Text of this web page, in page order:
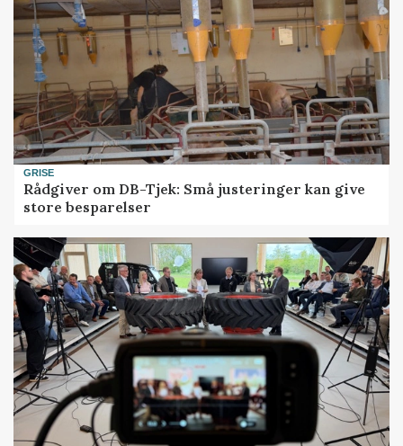
GRISE
Rådgiver om DB-Tjek: Små justeringer kan give
store besparelser